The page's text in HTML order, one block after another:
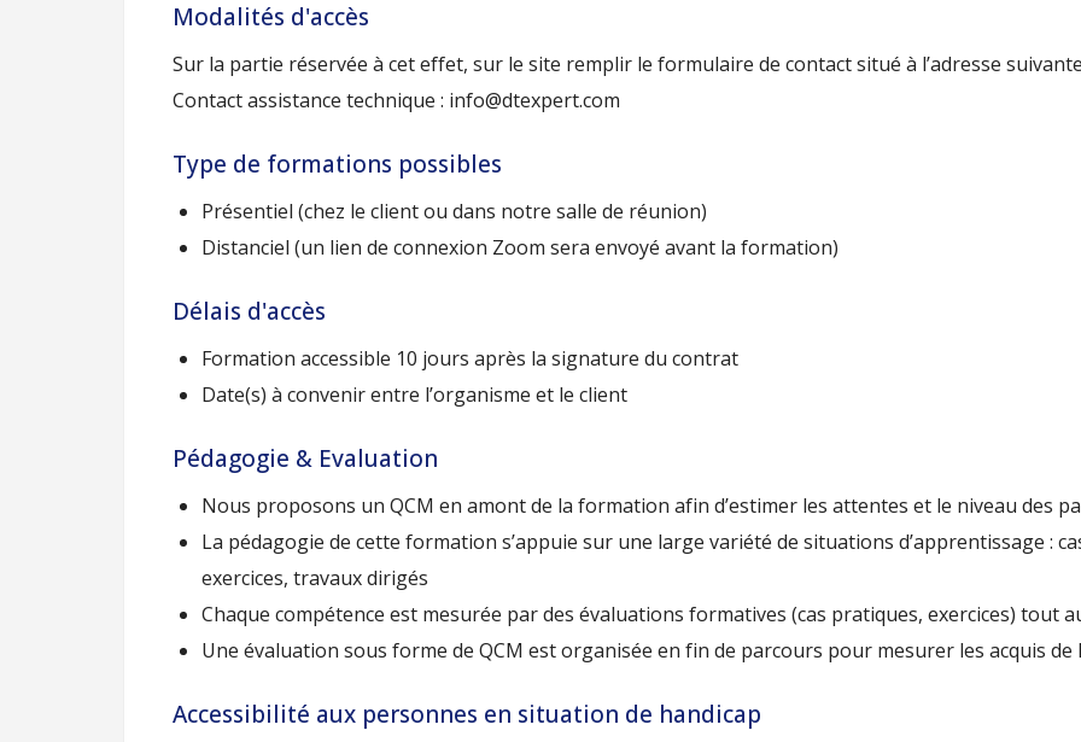
Modalités d'accès
Sur la partie réservée à cet effet, sur le site remplir le formulaire de contact situé à l’adresse
Contact assistance technique : info@dtexpert.com
Type de formations possibles
Présentiel (chez le client ou dans notre salle de réunion)
Distanciel (un lien de connexion Zoom sera envoyé avant la formation)
Délais d'accès
Formation accessible 10 jours après la signature du contrat
Date(s) à convenir entre l’organisme et le client
Pédagogie & Evaluation
Nous proposons un QCM en amont de la formation afin d’estimer les attentes et le niveau des
La pédagogie de cette formation s’appuie sur une large variété de situations d’apprentissage :
exercices, travaux dirigés
Chaque compétence est mesurée par des évaluations formatives (cas pratiques, exercices) tout
Une évaluation sous forme de QCM est organisée en fin de parcours pour mesurer les acquis
Accessibilité aux personnes en situation de handicap